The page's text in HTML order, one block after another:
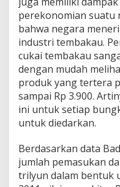
perekonomian suatu
bahwa negara
industri tembakau.
cukai tembakau
dengan mudah
produk yang tertera
sampai Rp 3.900.
ini untuk setiap
untuk diedarkan.
Berdasarkan data
jumlah pemasukan
trilyun dalam bentuk